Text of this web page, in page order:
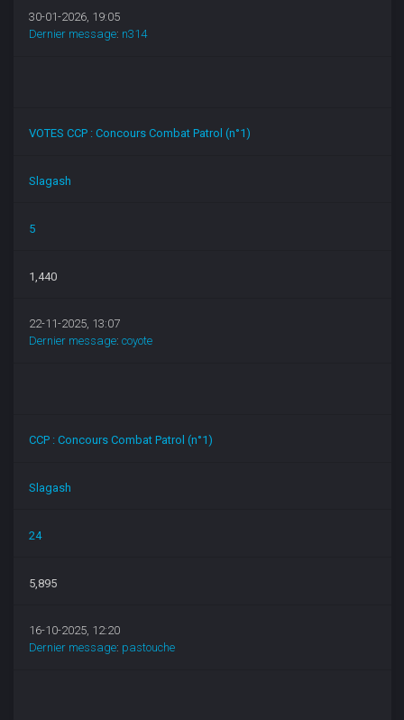
30-01-2026, 19:05
Dernier message: n314
VOTES CCP : Concours Combat Patrol (n°1)
Slagash
5
1,440
22-11-2025, 13:07
Dernier message:coyote
CCP : Concours Combat Patrol (n°1)
Slagash
24
5,895
16-10-2025, 12:20
Dernier message: pastouche